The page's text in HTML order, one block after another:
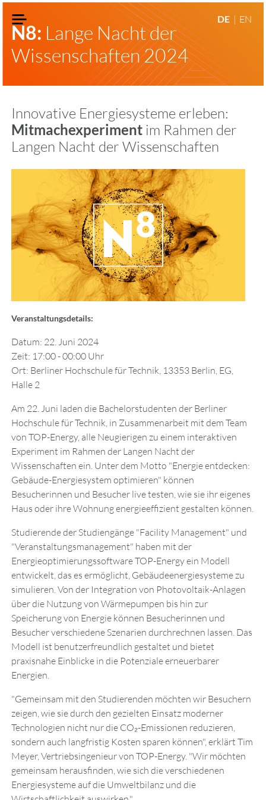
DE EN
N8: Lange Nacht der
Wissenschaften 2024
Innovative Energiesysteme erleben:
Mitmachexperiment im Rahmen der
Langen Nacht der Wissenschaften
Veranstaltungsdetails:
Datum: 22. Juni 2024
Zeit: 17:00 - 00:00 Uhr
Ort: Berliner Hochschule für Technik, 13353 Berlin, EG,
Halle 2
Am 22. Juni laden die Bachelorstudenten der Berliner
Hochschule für Technik, in Zusammenarbeit mit dem Team
von TOP-Energy, alle Neugierigen zu einem interaktiven
Experiment im Rahmen der Langen Nacht der
Wissenschaften ein. Unter dem Motto "Energie entdecken:
Gebäude-Energiesystem optimieren" können
Besucherinnen und Besucher live testen, wie sie ihr eigenes
Haus oder ihre Wohnung energieeffizient gestalten können.
Studierende der Studiengänge "Facility Management" und
"Veranstaltungsmanagement" haben mit der
Energieoptimierungssoftware TOP-Energy ein Modell
entwickelt, das es ermöglicht, Gebäudeenergiesysteme zu
simulieren. Von der Integration von Photovoltaik-Anlagen
über die Nutzung von Wärmepumpen bis hin zur
Speicherung von Energie können Besucherinnen und
Besucher verschiedene Szenarien durchrechnen lassen. Das
Modell ist benutzerfreundlich gestaltet und bietet
praxisnahe Einblicke in die Potenziale erneuerbarer
Energien.
"Gemeinsam mit den Studierenden möchten wir Besuchern
zeigen, wie sie durch den gezielten Einsatz moderner
Technologien nicht nur die CO₂-Emissionen reduzieren,
sondern auch langfristig Kosten sparen können", erklärt Tim
Meyer, Vertriebsingenieur von TOP-Energy. "Wir möchten
gemeinsam herausfinden, wie sich die verschiedenen
Energiesysteme auf die Umweltbilanz und die